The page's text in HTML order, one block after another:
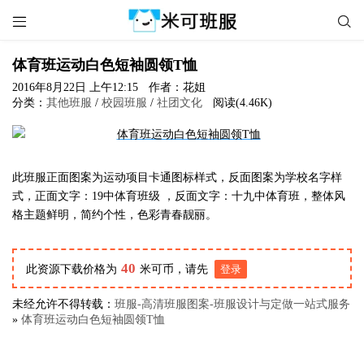
 
体育班运动白色短袖圆领T恤
2016年8月22日 上午12:15
作者：花姐
分类： 其他班服 / 校园班服 / 社团文化 阅读(4.46K)
此班服正面图案为运动项目卡通图标样式，反面图案为学校名字样
式，正面文字：19中体育班级 ，反面文字：十九中体育班，整体风
格主题鲜明，简约个性，色彩青春靓丽。
此资源下载价格为 40 米可币，请先 登录
未经允许不得转载： 班服-高清班服图案-班服设计与定做一站式服务
» 体育班运动白色短袖圆领T恤